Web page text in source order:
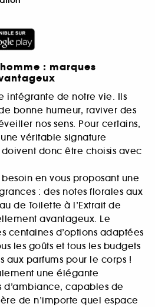
: marques
intégrante de notre vie. Ils
bonne humeur, raviver des
nos sens. Pour certains,
véritable signature
donc être choisis avec
en vous proposant une
: des notes florales aux
de Toilette à l’Extrait de
avantageux. Le
centaines d’options adaptées
les goûts et tous les budgets
aux parfums pour le corps !
une élégante
capables de
de n’importe quel espace